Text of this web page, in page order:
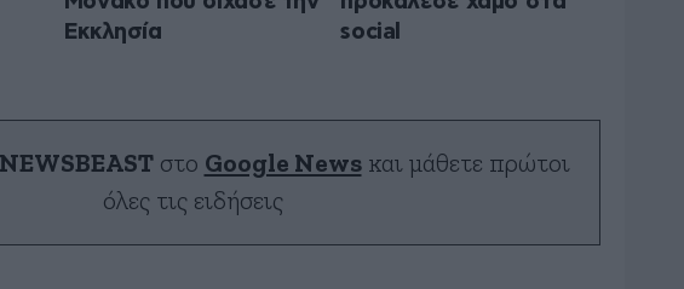
Εκκλησία
social
NEWSBEASTστο Google Newsκαι μάθετε πρώτοι
όλες τις ειδήσεις